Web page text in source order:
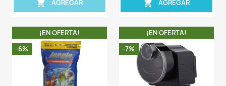
- 1 X tarro de TetraPro™ Tropical Color Crisps
completamente sellado.
Comentarios (0)